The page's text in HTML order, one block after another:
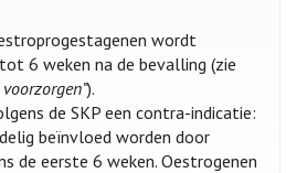
wordt
6 weken na de bevalling (zie
).
de SKP een contra-indicatie:
beïnvloed worden door
de eerste 6 weken. Oestrogenen